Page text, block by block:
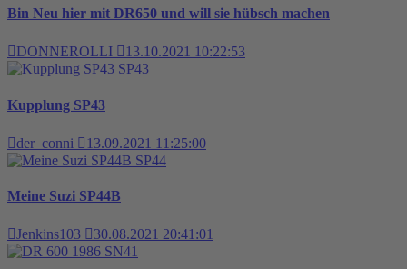
Bin Neu hier mit DR650 und will sie hübsch machen
DONNEROLLI
13.10.2021 10:22:53
SP43
Kupplung SP43
der_conni
13.09.2021 11:25:00
SP44
Meine Suzi SP44B
Jenkins103
30.08.2021 20:41:01
SN41